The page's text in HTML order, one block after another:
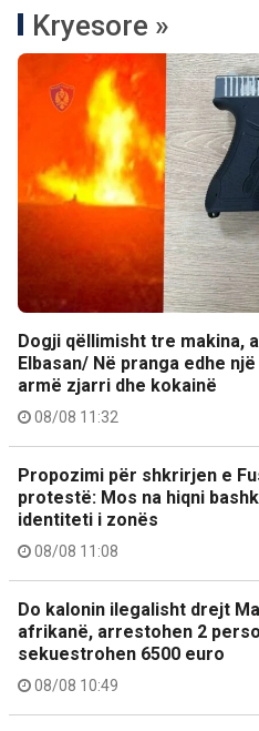
Kryesore »
Dogji qëllimisht tre makina,
Elbasan/ Në pranga edhe
armë zjarri dhe kokainë
08/08 11:32
Propozimi për shkrirjen e
protestë: Mos na hiqni
identiteti i zonës
08/08 11:08
Do kalonin ilegalisht drejt
afrikanë, arrestohen 2
sekuestrohen 6500 euro
08/08 10:49